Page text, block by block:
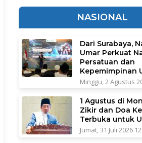
NASIONAL
Dari Surabaya,
Umar Perkuat
Persatuan dan
Kepemimpinan
Minggu, 2 Agustus
1 Agustus di
Zikir dan Doa
Terbuka untuk
Jumat, 31 Juli 2026